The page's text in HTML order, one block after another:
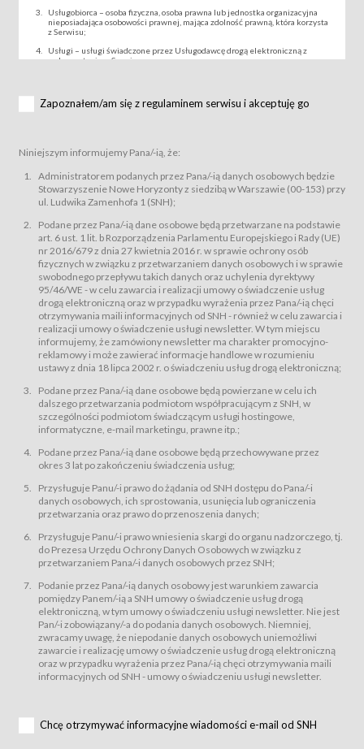
Usługobiorca – osoba fizyczna, osoba prawna lub jednostka organizacyjna
nieposiadająca osobowości prawnej, mająca zdolność prawną, która korzysta
z Serwisu;
Usługi – usługi świadczone przez Usługodawcę drogą elektroniczną z
wykorzystaniem Serwisu;
za pośrednictwem Serwisu;
podmiotom z branży mediów i filmowej (Akredytacje);
Bilety – wybrane dokumenty potwierdzające zawarcie umowy z
Usługodawcą i uprawniające do wzięcia udziału w Wydarzeniu,
przewidziane przez Usługodawcę dla danego Wydarzenia, tj. uprawniające
do uczestnictwa w wielu albo w pojedynczych seansach filmowych,
Sklep – sklep internetowy prowadzony przez Usługodawcę w Serwisie;
Regulamin – niniejszy regulamin.
§ 2
Postanowienia ogólne
Regulamin określa zasady:
świadczenia Usługobiorcom Usług przez Usługodawcę, z
zastrzeżeniem usług, o których mowa w ust. 2 pkt. 4 i 5 poniżej, których
zasady świadczenia precyzują odrębne regulaminy,
przetwarzania przez Usługodawcę danych osobowych Usługobiorców
będących osobami fizycznymi.
świadczy Usługi drogą elektroniczną w rozumieniu ustawy z dnia 18 lipca
2002 r. o świadczeniu usług drogą elektroniczną (Dz.U. z 2002 r., Nr 144, poz.
1204, z późń. zm.). Usługi świadczone są nieodpłatnie.
usługę przeglądania i odczytywania przez Usługobiorców materiałów
zamieszczanych w Serwisie,
usługę utrzymywania konta użytkownika w Serwisie,
usługę newsletter,
usługę zawierania na odległość umów nabycia Karnetów i Biletów,
usługę zawierania na odległość umów sprzedaży w Sklepie.
dnia 18 lipca 2002 r. o świadczeniu usług drogą elektroniczną (Dz.U. z 2002
r., Nr 144, poz. 1204, z późń. zm.). Usługi świadczone są nieodpłatnie.
Na zasadach określonych w Regulaminie dostęp do Serwisu jest otwarty dla
Usługobiorca przed rozpoczęciem korzystania z Serwisu jest zobowiązany
zapoznać się z Regulaminem. Założenie konta w Serwisie oraz zamówienie
usługi newsletter za pośrednictwem przeznaczonego do tego formularza
zamieszczonego na stronach Serwisu dostępnych dla wszystkich
Usługobiorców wymaga akceptacji postanowień Regulaminu.
Usługobiorca zobowiązany jest do przestrzegania postanowień Regulaminu
od chwili rozpoczęcia korzystania z Serwisu.
Regulamin jest udostępniony Usługobiorcom nieodpłatnie za
Warunki techniczne korzystania z Usług
Zapoznałem/am się z regulaminem serwisu i akceptuję go
Niniejszym informujemy Pana/-ią, że:
Administratorem podanych przez Pana/-ią danych osobowych będzie
Stowarzyszenie Nowe Horyzonty z siedzibą w Warszawie (00-153) przy
ul. Ludwika Zamenhofa 1 (SNH);
Podane przez Pana/-ią dane osobowe będą przetwarzane na podstawie
art. 6 ust. 1 lit. b Rozporządzenia Parlamentu Europejskiego i Rady (UE)
nr 2016/679 z dnia 27 kwietnia 2016 r. w sprawie ochrony osób
fizycznych w związku z przetwarzaniem danych osobowych i w sprawie
swobodnego przepływu takich danych oraz uchylenia dyrektywy
95/46/WE - w celu zawarcia i realizacji umowy o świadczenie usług
drogą elektroniczną oraz w przypadku wyrażenia przez Pana/-ią chęci
otrzymywania maili informacyjnych od SNH - również w celu zawarcia i
realizacji umowy o świadczenie usługi newsletter. W tym miejscu
informujemy, że zamówiony newsletter ma charakter promocyjno-
reklamowy i może zawierać informacje handlowe w rozumieniu
ustawy z dnia 18 lipca 2002 r. o świadczeniu usług drogą elektroniczną;
Podane przez Pana/-ią dane osobowe będą powierzane w celu ich
dalszego przetwarzania podmiotom współpracującym z SNH, w
szczególności podmiotom świadczącym usługi hostingowe,
informatyczne, e-mail marketingu, prawne itp.;
Podane przez Pana/-ią dane osobowe będą przechowywane przez
okres 3 lat po zakończeniu świadczenia usług;
Przysługuje Panu/-i prawo do żądania od SNH dostępu do Pana/-i
danych osobowych, ich sprostowania, usunięcia lub ograniczenia
przetwarzania oraz prawo do przenoszenia danych;
Przysługuje Panu/-i prawo wniesienia skargi do organu nadzorczego, tj.
do Prezesa Urzędu Ochrony Danych Osobowych w związku z
przetwarzaniem Pana/-i danych osobowych przez SNH;
Podanie przez Pana/-ią danych osobowy jest warunkiem zawarcia
pomiędzy Panem/-ią a SNH umowy o świadczenie usług drogą
elektroniczną, w tym umowy o świadczeniu usługi newsletter. Nie jest
Pan/-i zobowiązany/-a do podania danych osobowych. Niemniej,
zwracamy uwagę, że niepodanie danych osobowych uniemożliwi
zawarcie i realizację umowy o świadczenie usług drogą elektroniczną
oraz w przypadku wyrażenia przez Pana/-ią chęci otrzymywania maili
informacyjnych od SNH - umowy o świadczeniu usługi newsletter.
Chcę otrzymywać informacyjne wiadomości e-mail od SNH